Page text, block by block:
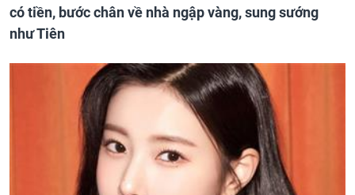
có tiền, bước chân về nhà ngập vàng, sung sướng
như Tiên